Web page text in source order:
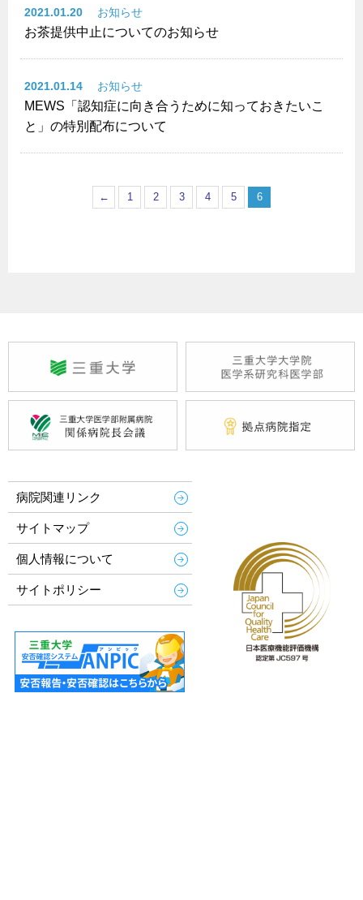
2021.01.20 お知らせ
お茶提供中止についてのお知らせ
2021.01.14 お知らせ
MEWS「認知症に向き合うために知っておきたいこ
と」の特別配布について
← 1 2 3 4 5 6
病院関連リンク
サイトマップ
個人情報について
サイトポリシー